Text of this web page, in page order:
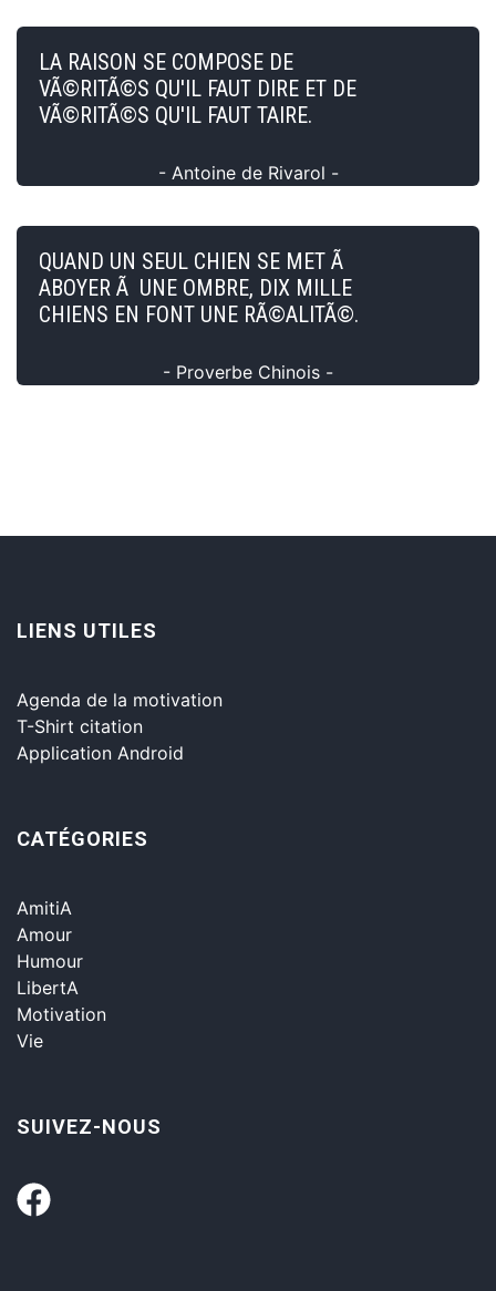
LA RAISON SE COMPOSE DE
VÃ©RITÃ©S QU'IL FAUT DIRE ET DE
VÃ©RITÃ©S QU'IL FAUT TAIRE.
- Antoine de Rivarol -
QUAND UN SEUL CHIEN SE MET Ã
ABOYER Ã UNE OMBRE, DIX MILLE
CHIENS EN FONT UNE RÃ©ALITÃ©.
- Proverbe Chinois -
LIENS UTILES
Agenda de la motivation
T-Shirt citation
Application Android
CATÉGORIES
AmitiA
Amour
Humour
LibertA
Motivation
Vie
SUIVEZ-NOUS